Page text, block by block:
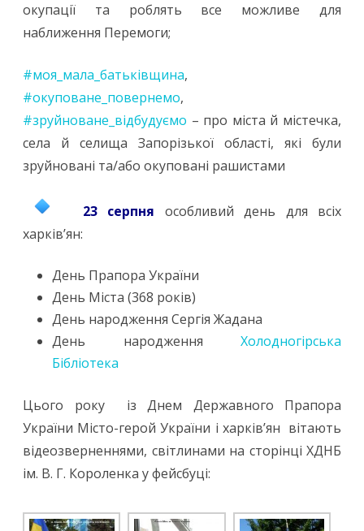
окупації та роблять все можливе для
наближення Перемоги;
#моя_мала_батьківщина,
#окуповане_повернемо,
#зруйноване_відбудуємо – про міста й містечка,
села й селища Запорізької області, які були
зруйновані та/або окуповані рашистами
23 серпня особливий день для всіх
харків’ян:
День Прапора України
День Міста (368 років)
День народження Сергія Жадана
День народження Холодногірська
Бібліотека
Цього року із Днем Державного Прапора
України Місто-герой України і харків’ян вітають
відеозверненнями, світлинами на сторінці ХДНБ
ім. В. Г. Короленка у фейсбуці: